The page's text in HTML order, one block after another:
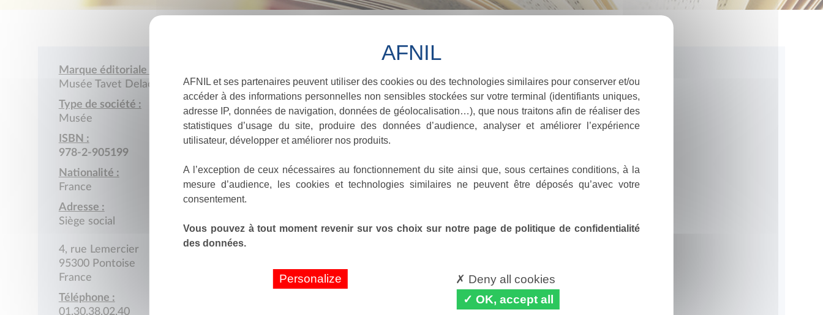
Marque éditoriale :
Musée Tavet Delacour
Type de société :
Musée
ISBN :
978-2-905199
Nationalité :
France
Adresse :
Siège social
4, rue Lemercier
95300 Pontoise
France
Téléphone :
01.30.38.02.40
AFNIL et ses partenaires peuvent utiliser des cookies ou des technologies similaires pour conserver et/ou
accéder à des informations personnelles non sensibles stockées sur votre terminal (identifiants uniques,
adresse IP, données de navigation, données de géolocalisation…), que nous traitons afin de réaliser des
statistiques d’usage du site, produire des données d’audience, analyser et améliorer l’expérience
utilisateur, développer et améliorer nos produits.
A l’exception de ceux nécessaires au fonctionnement du site ainsi que, sous certaines conditions, à la
mesure d’audience, les cookies et technologies similaires ne peuvent être déposés qu’avec votre
consentement.
Vous pouvez à tout moment revenir sur vos choix sur notre page de politique de confidentialité
des données.
Personalize
Deny all cookies
OK, accept all